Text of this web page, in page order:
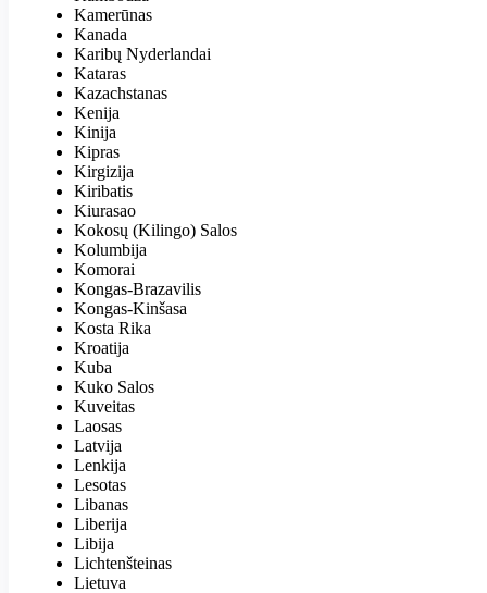
Kamerūnas
Kanada
Karibų Nyderlandai
Kataras
Kazachstanas
Kenija
Kinija
Kipras
Kirgizija
Kiribatis
Kiurasao
Kokosų (Kilingo) Salos
Kolumbija
Komorai
Kongas-Brazavilis
Kongas-Kinšasa
Kosta Rika
Kroatija
Kuba
Kuko Salos
Kuveitas
Laosas
Latvija
Lenkija
Lesotas
Libanas
Liberija
Libija
Lichtenšteinas
Lietuva